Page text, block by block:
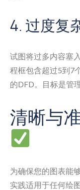
4. 过度复
试图将过多内容塞
程框包含超过5到7
的DFD。目标是管
清晰与
为确保您的图表能
实践适用于任何绘